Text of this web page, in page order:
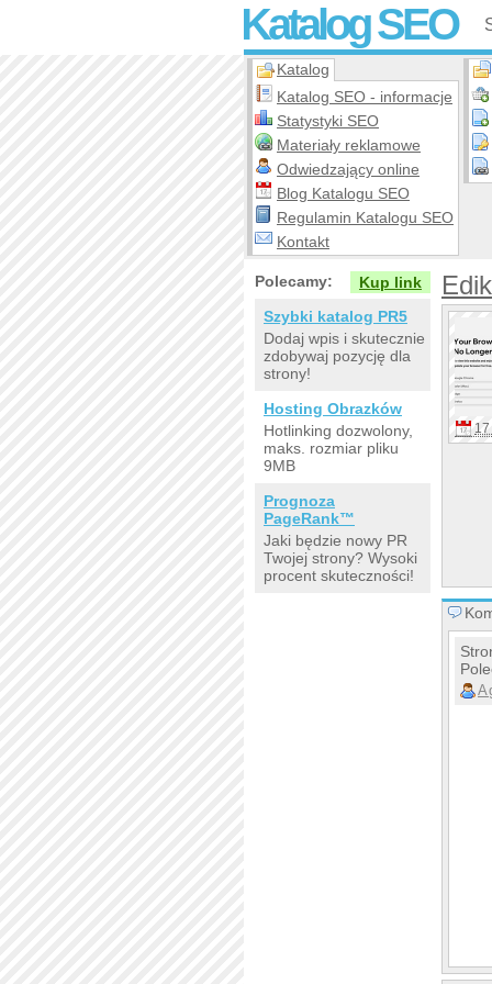
Katalog SEO
Katalog
Katalog SEO - informacje
Statystyki SEO
Materiały reklamowe
Odwiedzający online
Blog Katalogu SEO
Regulamin Katalogu SEO
Kontakt
17
Polecamy:
Kup link
Szybki katalog PR5
Dodaj wpis i skutecznie
zdobywaj pozycję dla
strony!
Hosting Obrazków
Hotlinking dozwolony,
maks. rozmiar pliku
9MB
Prognoza
PageRank™
Jaki będzie nowy PR
Twojej strony? Wysoki
procent skuteczności!